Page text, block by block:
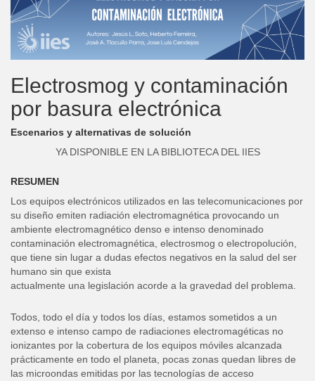
Electrosmog y contaminación
por basura electrónica
Escenarios y alternativas de solución
YA DISPONIBLE EN LA BIBLIOTECA DEL IIES
RESUMEN
Los equipos electrónicos utilizados en las telecomunicaciones por
su diseño emiten radiación electromagnética provocando un
ambiente electromagnético denso e intenso denominado
contaminación electromagnética, electrosmog o electropolución,
que tiene sin lugar a dudas efectos negativos en la salud del ser
humano sin que exista
actualmente una legislación acorde a la gravedad del problema.
Todos, todo el día y todos los días, estamos sometidos a un
extenso e intenso campo de radiaciones electromagéticas no
ionizantes por la cobertura de los equipos móviles alcanzada
prácticamente en todo el planeta, pocas zonas quedan libres de
las microondas emitidas por las tecnologías de acceso